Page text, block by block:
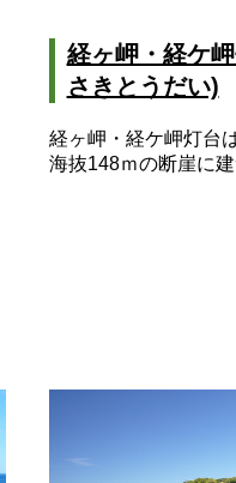
経ヶ岬・経ケ
さきとうだい)
経ヶ岬・経ケ岬灯台
海抜148ｍの断崖に建